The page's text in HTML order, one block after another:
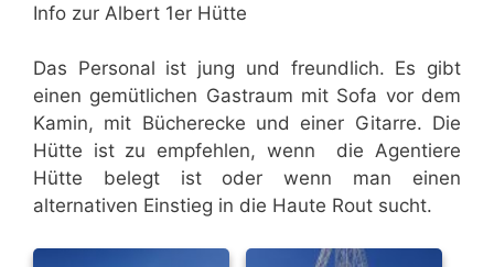
Info zur Albert 1er Hütte
Das Personal ist jung und freundlich. Es gibt
einen gemütlichen Gastraum mit Sofa vor dem
Kamin, mit Bücherecke und einer Gitarre. Die
Hütte ist zu empfehlen, wenn die Agentiere
Hütte belegt ist oder wenn man einen
alternativen Einstieg in die Haute Rout sucht.